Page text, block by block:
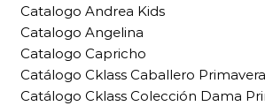
Catalogo Andrea Kids
Catalogo Angelina
Catalogo Capricho
Catálogo Cklass Caballero
Catálogo Cklass Colección Dama